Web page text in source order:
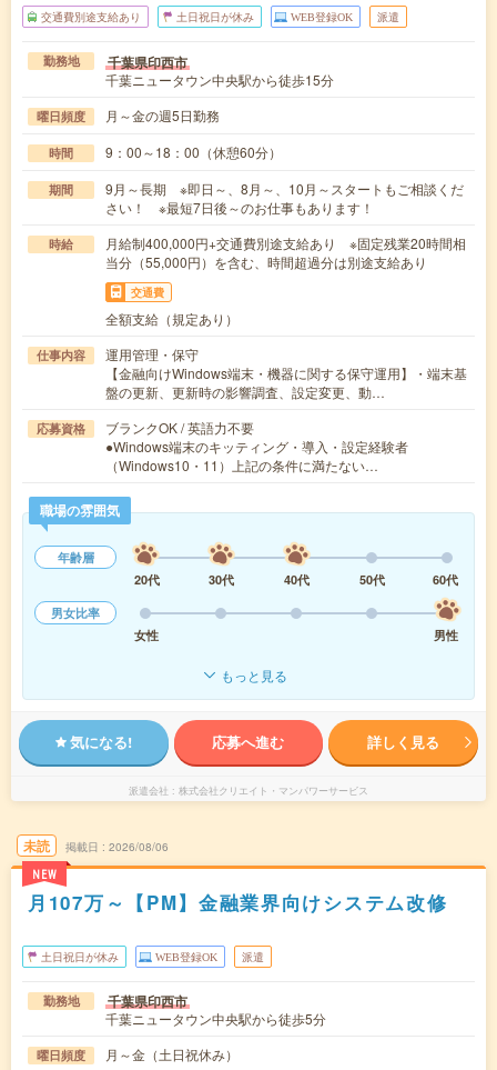
交通費別途支給あり 土日祝日が休み WEB登録OK 派遣
勤務地 千葉県印西市
千葉ニュータウン中央駅から徒歩15分
曜日頻度 月～金の週5日勤務
時間 9：00～18：00（休憩60分）
期間
9月～長期 ※即日～、8月～、10月～スタートもご相談くだ
さい！ ※最短7日後～のお仕事もあります！
時給
月給制400,000円+交通費別途支給あり ※固定残業20時間相
当分（55,000円）を含む、時間超過分は別途支給あり
交通費
全額支給（規定あり）
仕事内容
運用管理・保守
【金融向けWindows端末・機器に関する保守運用】・端末基
盤の更新、更新時の影響調査、設定変更、動…
応募資格
ブランクOK / 英語力不要
●Windows端末のキッティング・導入・設定経験者
（Windows10・11）上記の条件に満たない…
職場の雰囲気
年齢層
20代
30代 40代 50代
60代
男女比率
女性
男性
もっと見る
気になる! 応募へ進む 詳しく見る
派遣会社 株式会社クリエイト・マンパワーサービス
未読
NEW
掲載日 2026/08/06
月107万～【PM】金融業界向けシステム改修
土日祝日が休み WEB登録OK 派遣
勤務地 千葉県印西市
千葉ニュータウン中央駅から徒歩5分
曜日頻度 月～金（土日祝休み）